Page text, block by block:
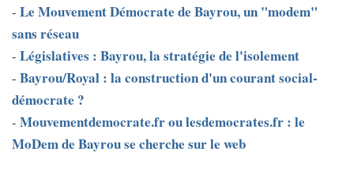
- Le Mouvement Démocrate de Bayrou, un "modem"
sans réseau
- Législatives : Bayrou, la stratégie de l'isolement
- Bayrou/Royal : la construction d'un courant social-
démocrate ?
- Mouvementdemocrate.fr ou lesdemocrates.fr : le
MoDem de Bayrou se cherche sur le web